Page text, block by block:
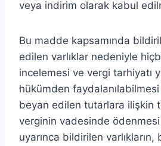
veya indirim olarak kabul
Bu madde kapsamında
edilen varlıklar nedeniyle
incelemesi ve vergi tarhiyatı
hükümden
beyan edilen tutarlara ilişkin
verginin vadesinde ödenmesi
uyarınca bildirilen varlıkların,